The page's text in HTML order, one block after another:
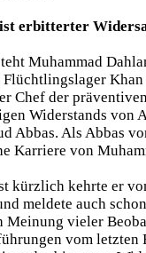
erbitterter
Muhammad
Flüchtlingslager
Chef der
Widerstands von
Abbas. Als Abbas
Karriere von
kürzlich kehrte er
meldete auch
Meinung vieler
vom letzten